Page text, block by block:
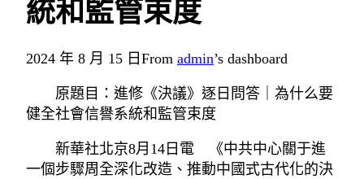
統和監管束度
2024 年 8 月 15 日 From admin’s dashboard
原題目：進修《決議》逐日問答｜為什么要
健全社會信譽系統和監管束度
新華社北京8月14日電 《中共中心關于進
一個步驟周全深化改造、推動中國式古代化的決